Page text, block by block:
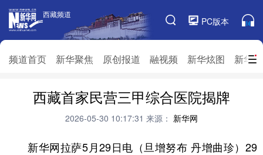
西藏频道
PC版本
频道首页 新华聚焦 原创报道 融视频 新华炫图 新华
西藏频道
频道栏目
频道首页 新华聚焦 原创报道
融视频
新华访谈 新华云直播
对口援藏
生态西藏 文化旅游
乡村振兴
西藏首家民营三甲综合医院揭牌
2026-05-30 10:17:31 来源： 新华网
新华网拉萨5月29日电（旦增努布 丹增曲珍）29